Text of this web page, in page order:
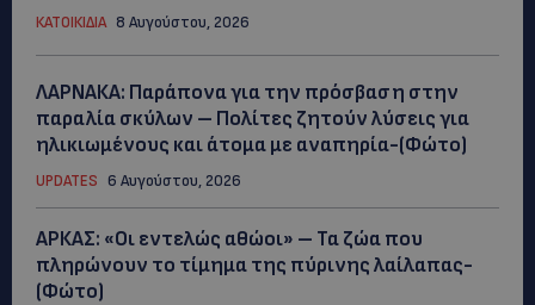
ΚΑΤΟΙΚΙΔΙΑ 8 Αυγούστου, 2026
ΛΑΡΝΑΚΑ: Παράπονα για την πρόσβαση στην
παραλία σκύλων – Πολίτες ζητούν λύσεις για
ηλικιωμένους και άτομα με αναπηρία-(Φώτο)
UPDATES 6 Αυγούστου, 2026
ΑΡΚΑΣ: «Οι εντελώς αθώοι» – Τα ζώα που
πληρώνουν το τίμημα της πύρινης λαίλαπας-
(Φώτο)